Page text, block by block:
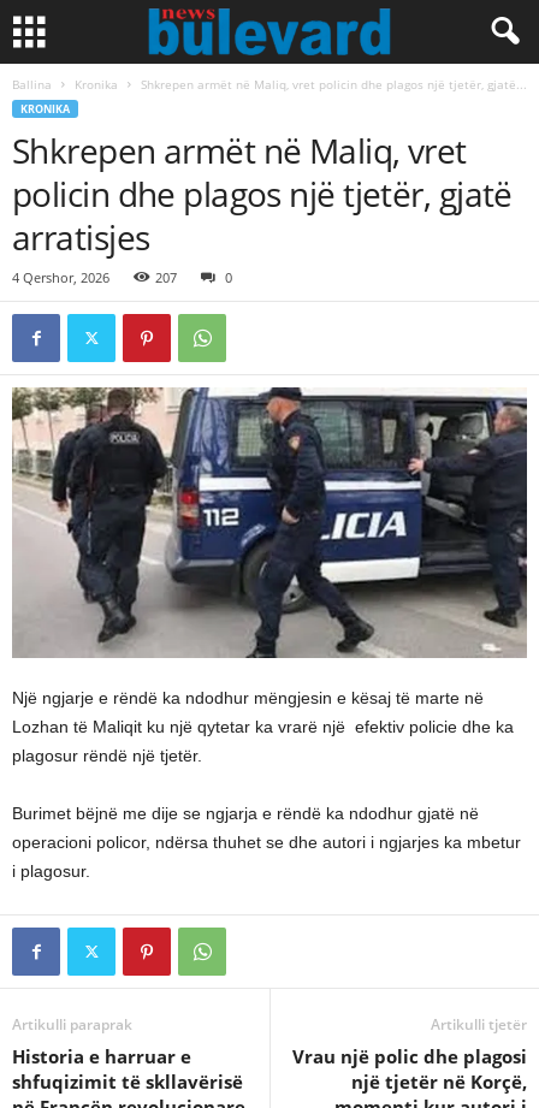
Ballina Kronika Shkrepen armët në Maliq, vret policin dhe plagos një tjetër, gjatë...
KRONIKA
Shkrepen armët në Maliq, vret
policin dhe plagos një tjetër, gjatë
arratisjes
4 Qershor, 2026 207 0
Një ngjarje e rëndë ka ndodhur mëngjesin e kësaj të marte në
Lozhan të Maliqit ku një qytetar ka vrarë një efektiv policie dhe ka
plagosur rëndë një tjetër.
Burimet bëjnë me dije se ngjarja e rëndë ka ndodhur gjatë në
operacioni policor, ndërsa thuhet se dhe autori i ngjarjes ka mbetur
i plagosur.
Artikulli paraprak
Historia e harruar e
shfuqizimit të skllavërisë
Artikulli tjetër
Vrau një polic dhe plagosi
një tjetër në Korçë,